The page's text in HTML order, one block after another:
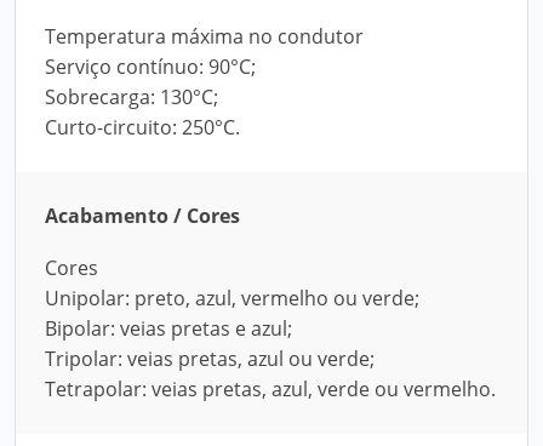
Temperatura máxima no condutor
Serviço contínuo: 90°C;
Sobrecarga: 130°C;
Curto-circuito: 250°C.
Acabamento / Cores
Cores
Unipolar: preto, azul, vermelho ou verde;
Bipolar: veias pretas e azul;
Tripolar: veias pretas, azul ou verde;
Tetrapolar: veias pretas, azul, verde ou vermelho.